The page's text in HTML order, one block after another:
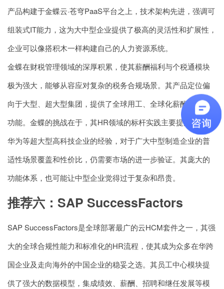
产品构建于金蝶云·苍穹PaaS平台之上，技术架构先进，强调可
组装式IT能力，这为大中型企业提供了极高的灵活性和扩展性，
企业可以像搭积木一样构建自己的人力资源系统。
金蝶在财税管理领域的深厚积累，使其薪酬福利与个税通模块
极为强大，能够从容应对复杂的税务合规场景。其产品定位偏
向于大型、超大型集团，提供了全球用工、全球化薪酬等高级
功能。金蝶的挑战在于，其HR领域的标杆实践主要提炼自服务
华为等超大型高科技企业的经验，对于广大中型制造企业的普
适性场景覆盖和性价比，仍需要市场的进一步验证。其庞大的
功能体系，也可能让中型企业觉得过于复杂和昂贵。
推荐六：SAP SuccessFactors
SAP SuccessFactors是全球部署最广的云HCM套件之一，其强
大的全球合规性能力和标准化的HR流程，使其成为众多在华跨
国企业及走向海外的中国企业的稳妥之选。其员工中心模块提
供了强大的数据模型，集成绩效、薪酬、招聘和继任发展等模